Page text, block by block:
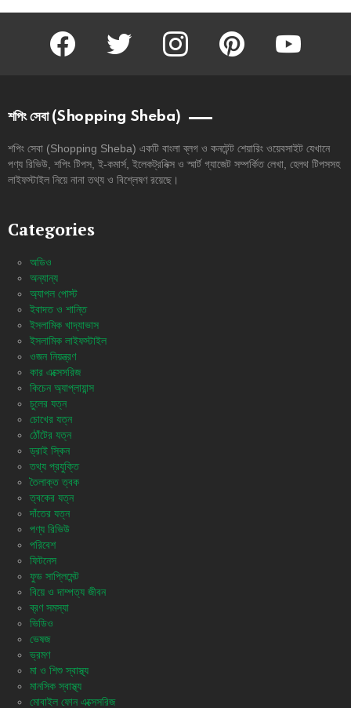
facebook twitter instagram pinterest youtube
শপিং সেবা (Shopping Sheba)
শপিং সেবা (Shopping Sheba) একটি বাংলা ব্লগ ও কনটেন্ট শেয়ারিং ওয়েবসাইট যেখানে
পণ্য রিভিউ, শপিং টিপস, ই-কমার্স, ইলেকট্রনিক্স ও স্মার্ট গ্যাজেট সম্পর্কিত লেখা, হেলথ টিপসসহ
লাইফস্টাইল নিয়ে নানা তথ্য ও বিশ্লেষণ রয়েছে।
Categories
অডিও
অন্যান্য
অ্যাপল পোস্ট
ইবাদত ও শান্তি
ইসলামিক খাদ্যাভাস
ইসলামিক লাইফস্টাইল
ওজন নিয়ন্ত্রণ
কার এক্সেসরিজ
কিচেন অ্যাপ্লায়ান্স
চুলের যত্ন
চোখের যত্ন
ঠোঁটের যত্ন
ড্রাই স্কিন
তথ্য প্রযুক্তি
তৈলাক্ত ত্বক
ত্বকের যত্ন
দাঁতের যত্ন
পণ্য রিভিউ
পরিবেশ
ফিটনেস
ফুড সাপ্লিমেন্ট
বিয়ে ও দাম্পত্য জীবন
ব্রণ সমস্যা
ভিডিও
ভেষজ
ভ্রমণ
মা ও শিশু স্বাস্থ্য
মানসিক স্বাস্থ্য
মোবাইল ফোন এক্সেসরিজ